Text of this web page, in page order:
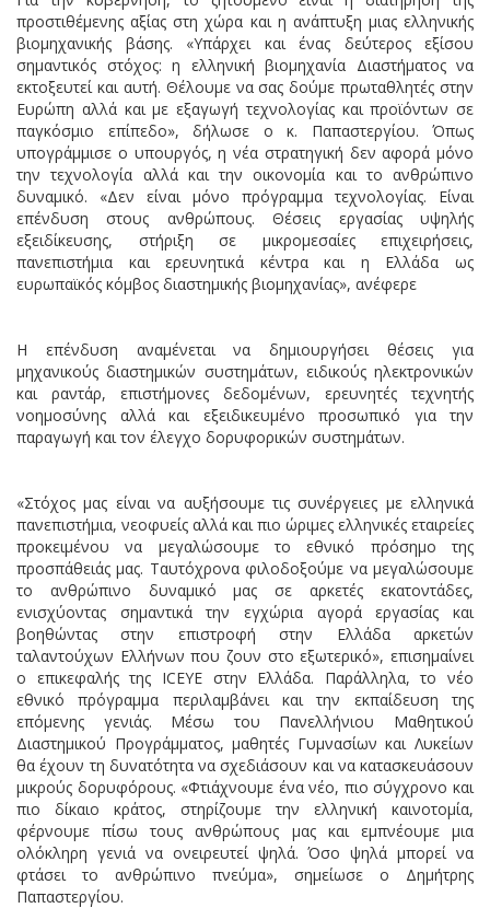
προστιθέμενης αξίας στη χώρα και η ανάπτυξη μιας ελληνικής
βιομηχανικής βάσης. «Υπάρχει και ένας δεύτερος εξίσου
σημαντικός στόχος: η ελληνική βιομηχανία Διαστήματος να
εκτοξευτεί και αυτή. Θέλουμε να σας δούμε πρωταθλητές στην
Ευρώπη αλλά και με εξαγωγή τεχνολογίας και προϊόντων σε
παγκόσμιο επίπεδο», δήλωσε ο κ. Παπαστεργίου. Όπως
υπογράμμισε ο υπουργός, η νέα στρατηγική δεν αφορά μόνο
την τεχνολογία αλλά και την οικονομία και το ανθρώπινο
δυναμικό. «Δεν είναι μόνο πρόγραμμα τεχνολογίας. Είναι
επένδυση στους ανθρώπους. Θέσεις εργασίας υψηλής
εξειδίκευσης, στήριξη σε μικρομεσαίες επιχειρήσεις,
πανεπιστήμια και ερευνητικά κέντρα και η Ελλάδα ως
ευρωπαϊκός κόμβος διαστημικής βιομηχανίας», ανέφερε
Η επένδυση αναμένεται να δημιουργήσει θέσεις για
μηχανικούς διαστημικών συστημάτων, ειδικούς ηλεκτρονικών
και ραντάρ, επιστήμονες δεδομένων, ερευνητές τεχνητής
νοημοσύνης αλλά και εξειδικευμένο προσωπικό για την
παραγωγή και τον έλεγχο δορυφορικών συστημάτων.
«Στόχος μας είναι να αυξήσουμε τις συνέργειες με ελληνικά
πανεπιστήμια, νεοφυείς αλλά και πιο ώριμες ελληνικές εταιρείες
προκειμένου να μεγαλώσουμε το εθνικό πρόσημο της
προσπάθειάς μας. Ταυτόχρονα φιλοδοξούμε να μεγαλώσουμε
το ανθρώπινο δυναμικό μας σε αρκετές εκατοντάδες,
ενισχύοντας σημαντικά την εγχώρια αγορά εργασίας και
βοηθώντας στην επιστροφή στην Ελλάδα αρκετών
ταλαντούχων Ελλήνων που ζουν στο εξωτερικό», επισημαίνει
ο επικεφαλής της ICEYE στην Ελλάδα. Παράλληλα, το νέο
εθνικό πρόγραμμα περιλαμβάνει και την εκπαίδευση της
επόμενης γενιάς. Μέσω του Πανελλήνιου Μαθητικού
Διαστημικού Προγράμματος, μαθητές Γυμνασίων και Λυκείων
θα έχουν τη δυνατότητα να σχεδιάσουν και να κατασκευάσουν
μικρούς δορυφόρους. «Φτιάχνουμε ένα νέο, πιο σύγχρονο και
πιο δίκαιο κράτος, στηρίζουμε την ελληνική καινοτομία,
φέρνουμε πίσω τους ανθρώπους μας και εμπνέουμε μια
ολόκληρη γενιά να ονειρευτεί ψηλά. Όσο ψηλά μπορεί να
φτάσει το ανθρώπινο πνεύμα», σημείωσε ο Δημήτρης
Παπαστεργίου.